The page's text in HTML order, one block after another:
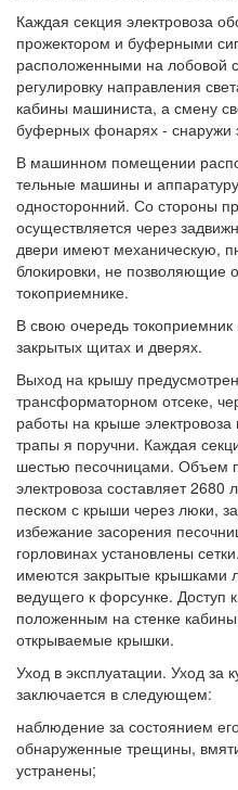
Каждая секция электровоза
прожектором и буферными
расположенными на лобовой
регулировку направления
кабины машиниста, а смену
буферных фонарях - снаружи
В машинном помещении
тельные машины и
односторонний. Со стороны
осуществляется через
двери имеют механическую,
блокировки, не позволяющие
токоприемнике.
В свою очередь
закрытых щитах и дверях.
Выход на крышу
трансформаторном отсеке,
работы на крыше
трапы я поручни. Каждая
шестью песочницами. Объем
электровоза составляет
песком с крыши через люки,
избежание засорения
горловинах установлены
имеются закрытые крышками
ведущего к форсунке. Доступ
положенным на стенке
открываемые крышки.
Уход в эксплуатации. Уход за
заключается в следующем:
наблюдение за состоянием
обнаруженные трещины,
устранены;